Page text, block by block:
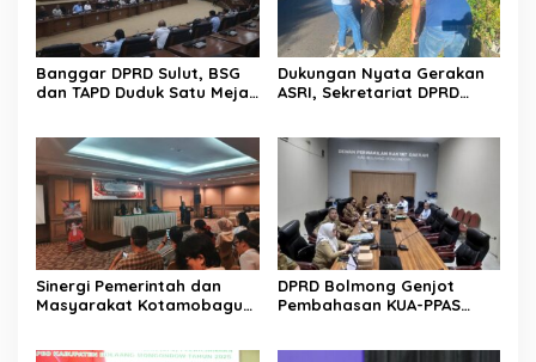
Banggar DPRD Sulut, BSG
dan TAPD Duduk Satu Meja.
Dukungan Nyata Gerakan
ASRI, Sekretariat DPRD
Sinergi Pemerintah dan
Masyarakat Kotamobagu
DPRD Bolmong Genjot
Pembahasan KUA-PPAS